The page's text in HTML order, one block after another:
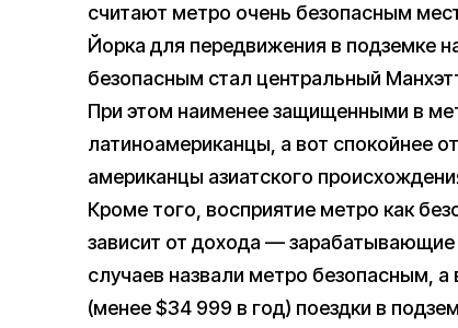
считают метро очень безопасным
Йорка для передвижения в подземке
безопасным стал центральный
При этом наименее защищенными в
латиноамериканцы, а вот спокойнее
американцы азиатского
Кроме того, восприятие метро как
зависит от дохода —
случаев назвали метро безопасным,
(менее $34 999 в год) поездки в